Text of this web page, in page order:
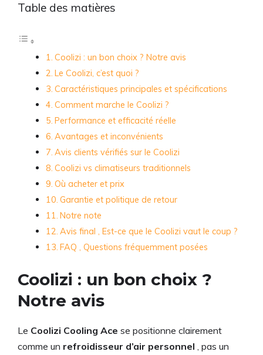
Table des matières
Coolizi : un bon choix ? Notre avis
Le Coolizi, c’est quoi ?
Caractéristiques principales et spécifications
Comment marche le Coolizi ?
Performance et efficacité réelle
Avantages et inconvénients
Avis clients vérifiés sur le Coolizi
Coolizi vs climatiseurs traditionnels
Où acheter et prix
Garantie et politique de retour
Notre note
Avis final , Est-ce que le Coolizi vaut le coup ?
FAQ , Questions fréquemment posées
Coolizi : un bon choix ?
Notre avis
Le Coolizi Cooling Ace se positionne clairement
comme un refroidisseur d’air personnel , pas un